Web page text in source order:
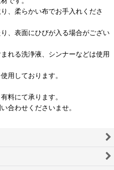
、柔らかい布でお手入れくださ
、表面にひびが入る場合がござい
れる洗浄液、シンナーなどは使用
用しております。
料にて承ります。
合わせくださいませ。